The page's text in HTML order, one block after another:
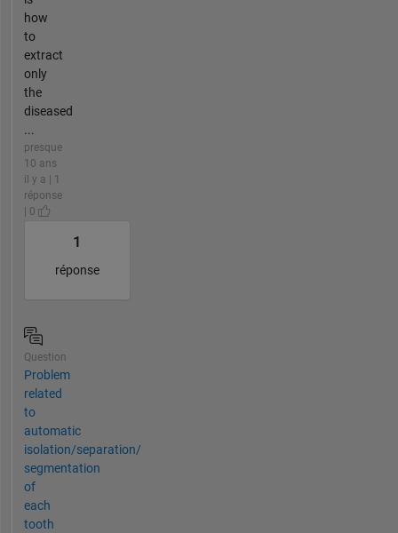
how
to
extract
only
the
diseased
...
presque
10 ans
il y a | 1
réponse
| 0
1
réponse
Question
Problem
related
to
automatic
isolation/separation/
segmentation
of
each
tooth